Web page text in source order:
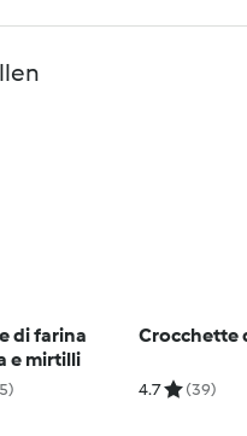
di farina
e mirtilli
Crocchette
4.7 (39)